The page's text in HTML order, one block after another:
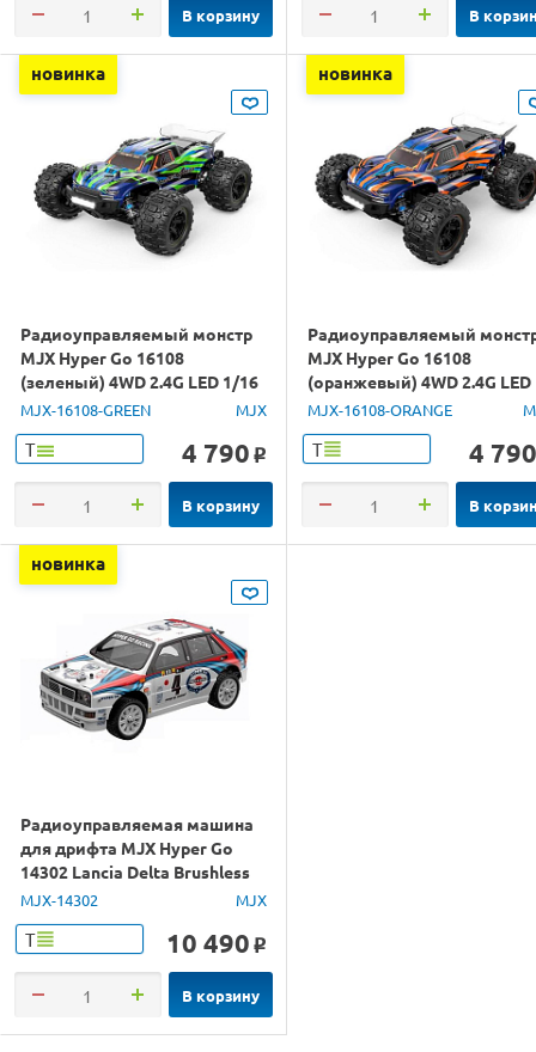
В корзину В
новинка
Радиоуправляемый монстр
MJX Hyper Go 16108
(зеленый) 4WD 2.4G LED 1/16
RTR
MJX-16108-GREEN MJX
Т 4 790 o
В корзину
новинка
Радиоуправляемый
MJX Hyper Go 16108
(оранжевый) 4WD 2.4G LED
1/16 RTR
MJX-16108-ORANGE
Т 4 790
В
новинка
Радиоуправляемая машина
для дрифта MJX Hyper Go
14302 Lancia Delta Brushless
4WD 2.4G LED 1/14 RTR
MJX-14302 MJX
Т 10 490 o
В корзину